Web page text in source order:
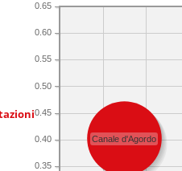
0.35
0.40
0.45
0.50
0.55
0.60
0.65
Canale d'Agordo